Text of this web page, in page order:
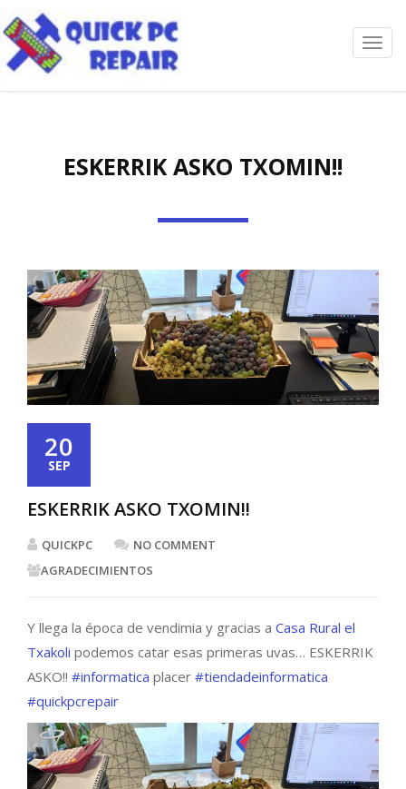
ESKERRIK ASKO TXOMIN!!
20
SEP
ESKERRIK ASKO TXOMIN!!
QUICKPC
NO COMMENT
AGRADECIMIENTOS
Y llega la época de vendimia y gracias a Casa Rural el
Txakoli podemos catar esas primeras uvas… ESKERRIK
ASKO!! #informatica placer #tiendadeinformatica
#quickpcrepair